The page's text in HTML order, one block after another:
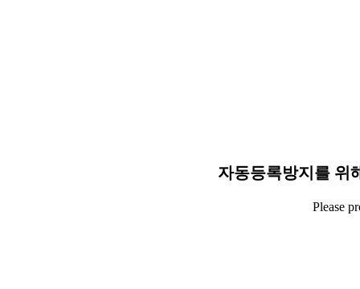
자동등록방지를 위
Please